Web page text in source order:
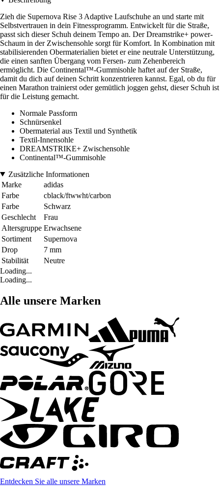
Zieh die Supernova Rise 3 Adaptive Laufschuhe an und starte mit
Selbstvertrauen in dein Fitnessprogramm. Entwickelt für die Straße,
passt sich dieser Schuh deinem Tempo an. Der Dreamstrike+ power-
Schaum in der Zwischensohle sorgt für Komfort. In Kombination mit
stabilisierenden Obermaterialien bietet er eine neutrale Unterstützung,
die einen sanften Übergang vom Fersen- zum Zehenbereich
ermöglicht. Die Continental™-Gummisohle haftet auf der Straße,
damit du dich auf deinen Schritt konzentrieren kannst. Egal, ob du für
einen Marathon trainierst oder gemütlich joggen gehst, dieser Schuh ist
für die Leistung gemacht.
Normale Passform
Schnürsenkel
Obermaterial aus Textil und Synthetik
Textil-Innensohle
DREAMSTRIKE+ Zwischensohle
Continental™-Gummisohle
Zusätzliche Informationen
Marke
adidas
Farbe
cblack/ftwwht/carbon
Farbe
Schwarz
Geschlecht
Frau
Altersgruppe Erwachsene
Sortiment
Supernova
Drop
7 mm
Stabilität
Neutre
Loading...
Loading...
Alle unsere Marken
Entdecken Sie alle unsere Marken